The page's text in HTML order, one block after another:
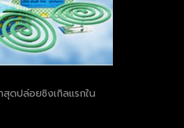
ดปล่อยซิงเกิลแรกใน